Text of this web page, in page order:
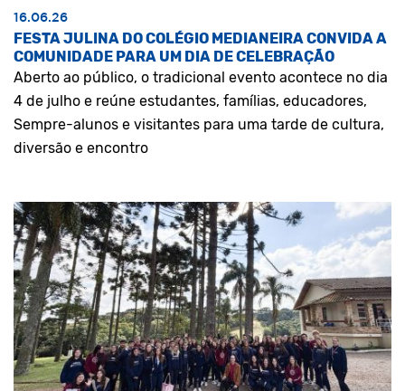
16.06.26
FESTA JULINA DO COLÉGIO MEDIANEIRA CONVIDA A
COMUNIDADE PARA UM DIA DE CELEBRAÇÃO
Aberto ao público, o tradicional evento acontece no dia
4 de julho e reúne estudantes, famílias, educadores,
Sempre-alunos e visitantes para uma tarde de cultura,
diversão e encontro